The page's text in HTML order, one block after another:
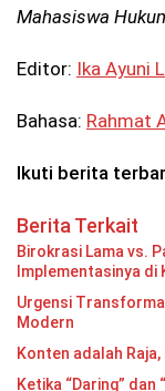
Mahasiswa
Editor: Ika Ayuni
Bahasa: Rahmat
Ikuti berita
Berita Terkait
Birokrasi Lama vs.
Implementasinya di
Urgensi
Modern
Konten adalah
Ketika “Daring” dan